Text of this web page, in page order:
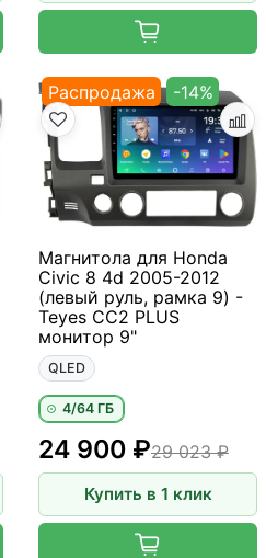
Распродажа -14%
Магнитола для Honda
Civic 8 4d 2005-2012
(левый руль, рамка 9) -
Teyes CC2 PLUS
монитор 9"
QLED
4/64 ГБ
29 023 ₽
24 900 ₽
Купить в 1 клик